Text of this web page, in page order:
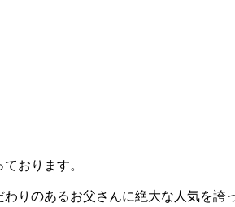
おります。
りのあるお父さんに絶大な人気を誇